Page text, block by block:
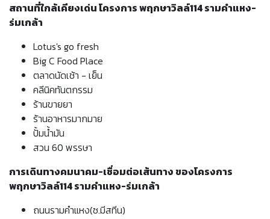
สถานที่ใกล้เคียงเด่น โครงการ พฤกษาวิลล์114 รามคำแหง-
ร่มเกล้า
Lotus's go fresh
Big C Food Place
ตลาดนัดเช้า - เย็น
คลีนิคทันตกรรม
ร้านขายยา
ร้านอาหารมากมาย
ปั้มน้ำมัน
สวน 60 พรรษา
การเดินทางคมนาคม-เชื่อมต่อเส้นทาง ของโครงการ
พฤกษาวิลล์114 รามคำแหง-ร่มเกล้า
ถนนรามคำแหง(ซ.มีสทีน)